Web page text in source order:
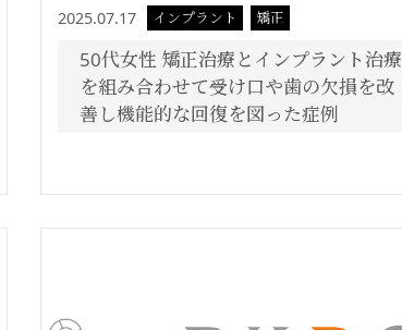
2025.07.17 インプラント 矯正
50代女性 矯正治療とインプラント治療
を組み合わせて受け口や歯の欠損を改
善し機能的な回復を図った症例